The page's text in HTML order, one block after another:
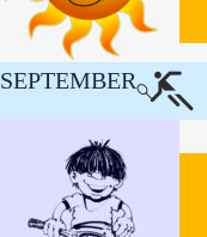
SEPTEMBER